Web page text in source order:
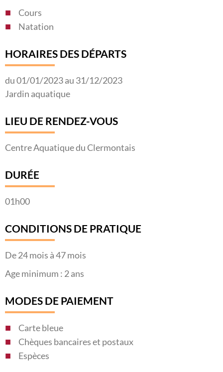
Cours
Natation
HORAIRES DES DÉPARTS
du 01/01/2023 au 31/12/2023
Jardin aquatique
LIEU DE RENDEZ-VOUS
Centre Aquatique du Clermontais
DURÉE
01h00
CONDITIONS DE PRATIQUE
De 24 mois à 47 mois
Age minimum : 2 ans
MODES DE PAIEMENT
Carte bleue
Chèques bancaires et postaux
Espèces